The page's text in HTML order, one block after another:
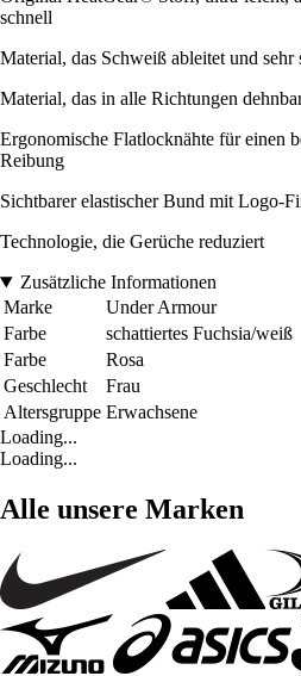
schnell
Material, das Schweiß ableitet und sehr
Material, das in alle Richtungen
Ergonomische Flatlocknähte für einen
Reibung
Sichtbarer elastischer Bund mit Logo-
Technologie, die Gerüche reduziert
Zusätzliche Informationen
Marke
Under Armour
Farbe
schattiertes Fuchsia/weiß
Farbe
Rosa
Geschlecht
Frau
Altersgruppe Erwachsene
Loading...
Loading...
Alle unsere Marken